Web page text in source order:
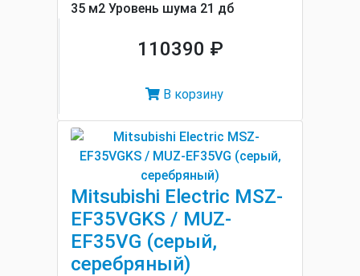
35 м2 Уровень шума 21 дб
110390 ₽
В корзину
Mitsubishi Electric MSZ-
EF35VGKS / MUZ-
EF35VG (серый,
серебряный)